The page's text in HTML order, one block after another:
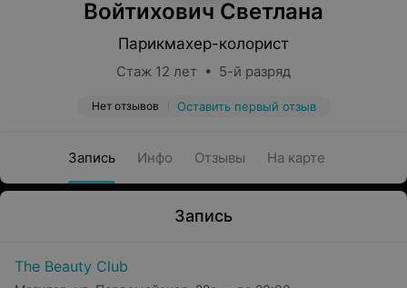
Войтихович Светлана
Парикмахер-колорист
Стаж 12 лет • 5-й разряд
Нет отзывов Оставить первый отзыв
Запись Инфо Отзывы На карте
Запись
The Beauty Club